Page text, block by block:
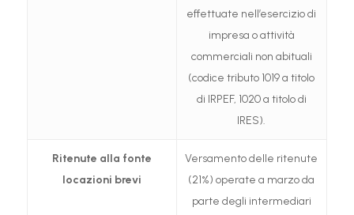
effettuate nell’esercizio di
impresa o attività
commerciali non abituali
(codice tributo 1019 a titolo
di IRPEF, 1020 a titolo di
IRES).
Ritenute alla fonte
locazioni brevi
Versamento delle ritenute
(21%) operate a marzo da
parte degli intermediari